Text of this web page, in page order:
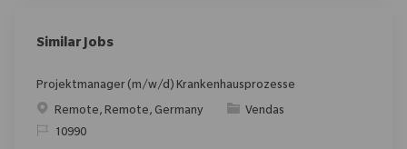
Similar Jobs
Projektmanager (m/w/d) Krankenhausprozesse
Localização
Remote, Remote, Germany Categoria
Vendas
ReqId10990